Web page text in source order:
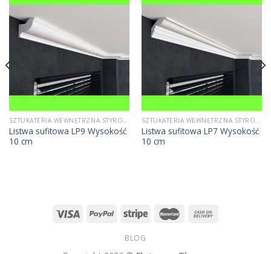
SZTUKATERIA WEWNĘTRZNA STYROPIANOWA
Listwa sufitowa LP9 Wysokość
10 cm
SZTUKATERIA WEWNĘTRZNA STYROPIANOWA
Listwa sufitowa LP7 Wysokość
10 cm
BLOG